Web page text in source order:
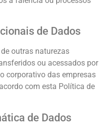
de Dados
outras naturezas
ou acessados por
corporativo das empresas
com esta Política de
de Dados